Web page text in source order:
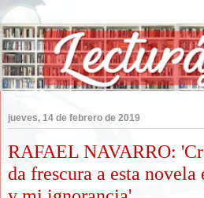
jueves, 14 de febrero de 2019
RAFAEL NAVARRO:
da frescura a esta